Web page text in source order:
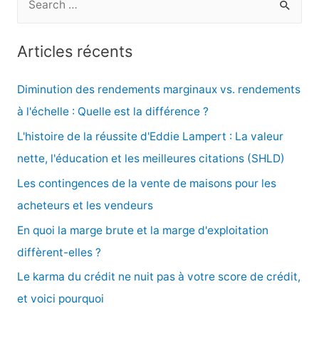
e
r
:
Articles récents
Diminution des rendements marginaux vs. rendements
à l'échelle : Quelle est la différence ?
L'histoire de la réussite d'Eddie Lampert : La valeur
nette, l'éducation et les meilleures citations (SHLD)
Les contingences de la vente de maisons pour les
acheteurs et les vendeurs
En quoi la marge brute et la marge d'exploitation
diffèrent-elles ?
Le karma du crédit ne nuit pas à votre score de crédit,
et voici pourquoi